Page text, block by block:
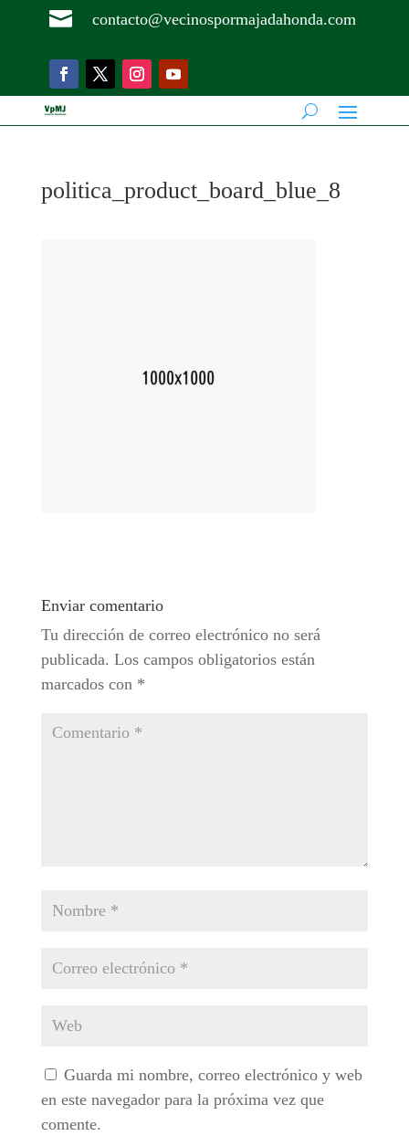
 contacto@vecinospormajadahonda.com
politica_product_board_blue_8
Enviar comentario
Tu dirección de correo electrónico no será
publicada. Los campos obligatorios están
marcados con *
Guarda mi nombre, correo electrónico y web
en este navegador para la próxima vez que
comente.